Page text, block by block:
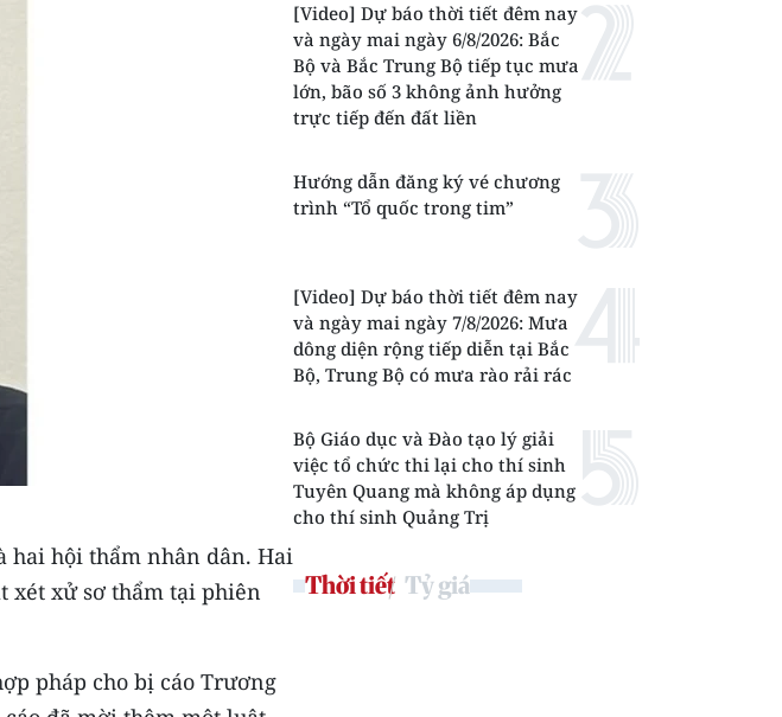
hai hội thẩm nhân dân. Hai
xét xử sơ thẩm tại phiên
pháp cho bị cáo Trương
[Video] Dự báo thời tiết đêm nay
và ngày mai ngày 6/8/2026: Bắc
Bộ và Bắc Trung Bộ tiếp tục mưa
lớn, bão số 3 không ảnh hưởng
trực tiếp đến đất liền
Hướng dẫn đăng ký vé chương
trình “Tổ quốc trong tim”
[Video] Dự báo thời tiết đêm nay
và ngày mai ngày 7/8/2026: Mưa
dông diện rộng tiếp diễn tại Bắc
Bộ, Trung Bộ có mưa rào rải rác
Bộ Giáo dục và Đào tạo lý giải
việc tổ chức thi lại cho thí sinh
Tuyên Quang mà không áp dụng
cho thí sinh Quảng Trị
Thời tiết Tỷ giá